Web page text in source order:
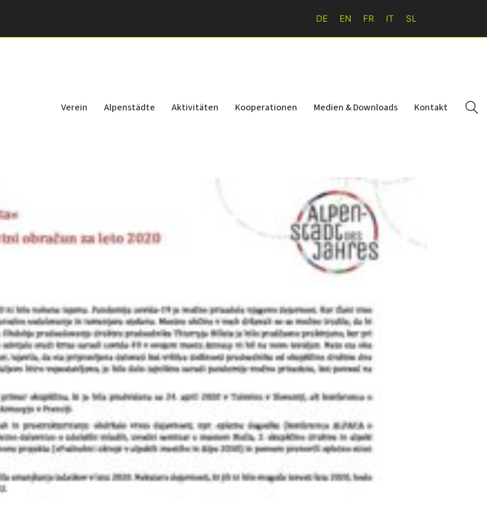
DE EN FR IT SL
Verein Alpenstädte Aktivitäten Kooperationen Medien & Downloads Kontakt